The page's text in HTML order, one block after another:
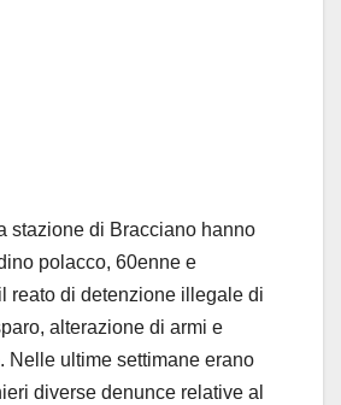
stazione di Bracciano hanno
polacco, 60enne e
reato di detenzione illegale di
alterazione di armi e
Nelle ultime settimane erano
diverse denunce relative al